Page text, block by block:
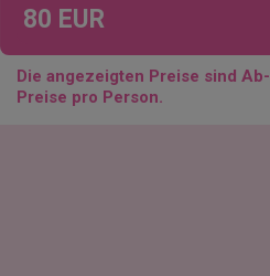
80 EUR
Die angezeigten Preise sind Ab-
Preise pro Person.